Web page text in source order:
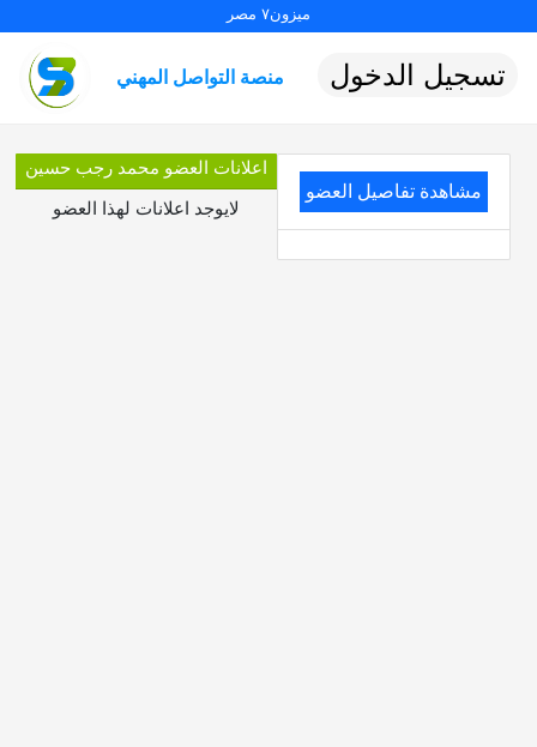
ميزون٧ مصر
منصة التواصل المهني تسجيل الدخول
مشاهدة تفاصيل العضو
اعلانات العضو محمد رجب حسين
لايوجد اعلانات لهذا العضو